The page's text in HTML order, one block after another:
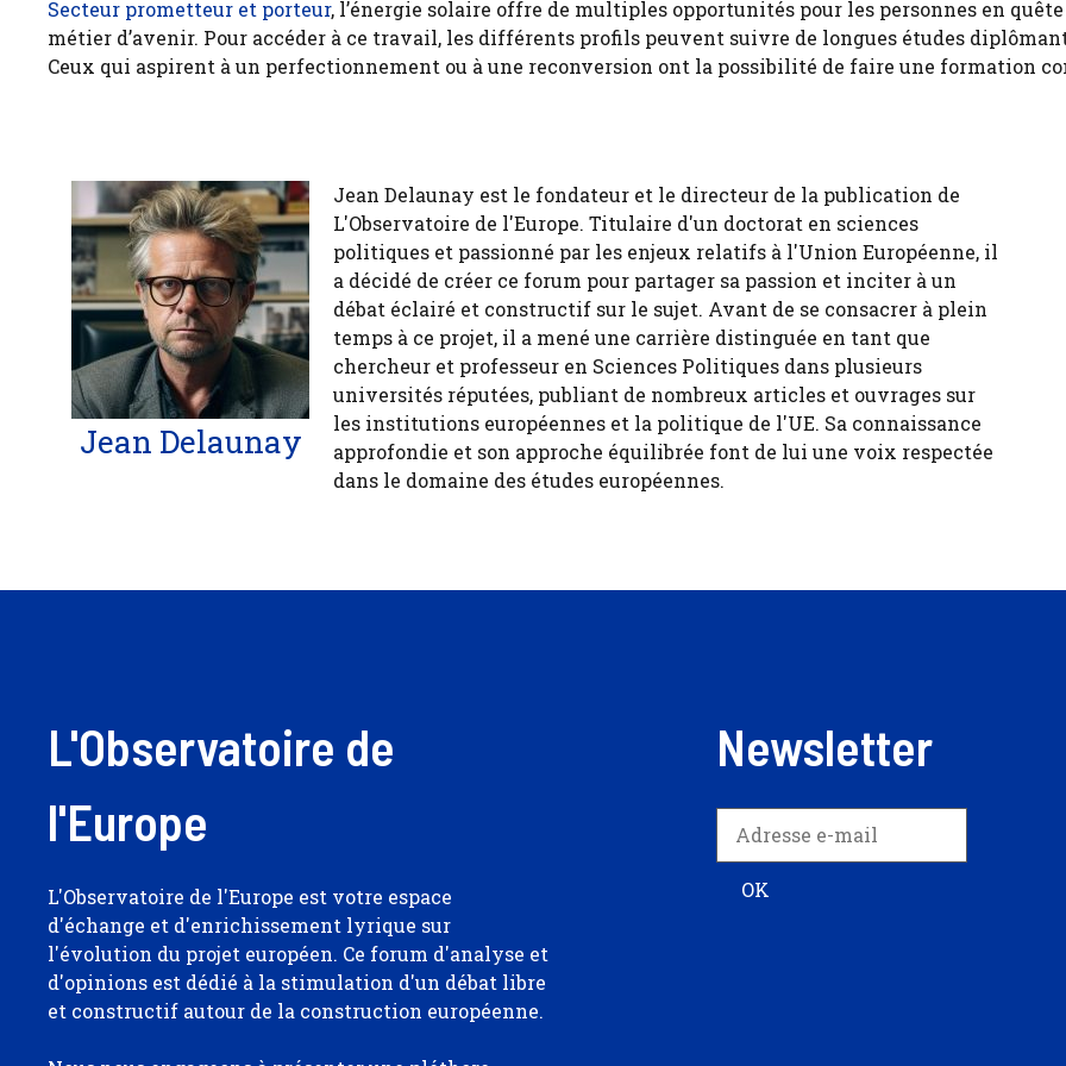
Secteur prometteur et porteur, l’énergie solaire offre de multiples opportunités pour les personnes en quête
métier d’avenir. Pour accéder à ce travail, les différents profils peuvent suivre de longues études
Ceux qui aspirent à un perfectionnement ou à une reconversion ont la possibilité de faire une formation
Jean Delaunay
Jean Delaunay est le fondateur et le directeur de la publication de
L'Observatoire de l'Europe. Titulaire d'un doctorat en sciences
politiques et passionné par les enjeux relatifs à l'Union Européenne, il
a décidé de créer ce forum pour partager sa passion et inciter à un
débat éclairé et constructif sur le sujet. Avant de se consacrer à plein
temps à ce projet, il a mené une carrière distinguée en tant que
chercheur et professeur en Sciences Politiques dans plusieurs
universités réputées, publiant de nombreux articles et ouvrages sur
les institutions européennes et la politique de l'UE. Sa connaissance
approfondie et son approche équilibrée font de lui une voix respectée
dans le domaine des études européennes.
L'Observatoire de
l'Europe
L'Observatoire de l'Europe est votre espace
d'échange et d'enrichissement lyrique sur
l'évolution du projet européen. Ce forum d'analyse et
d'opinions est dédié à la stimulation d'un débat libre
et constructif autour de la construction européenne.
Newsletter